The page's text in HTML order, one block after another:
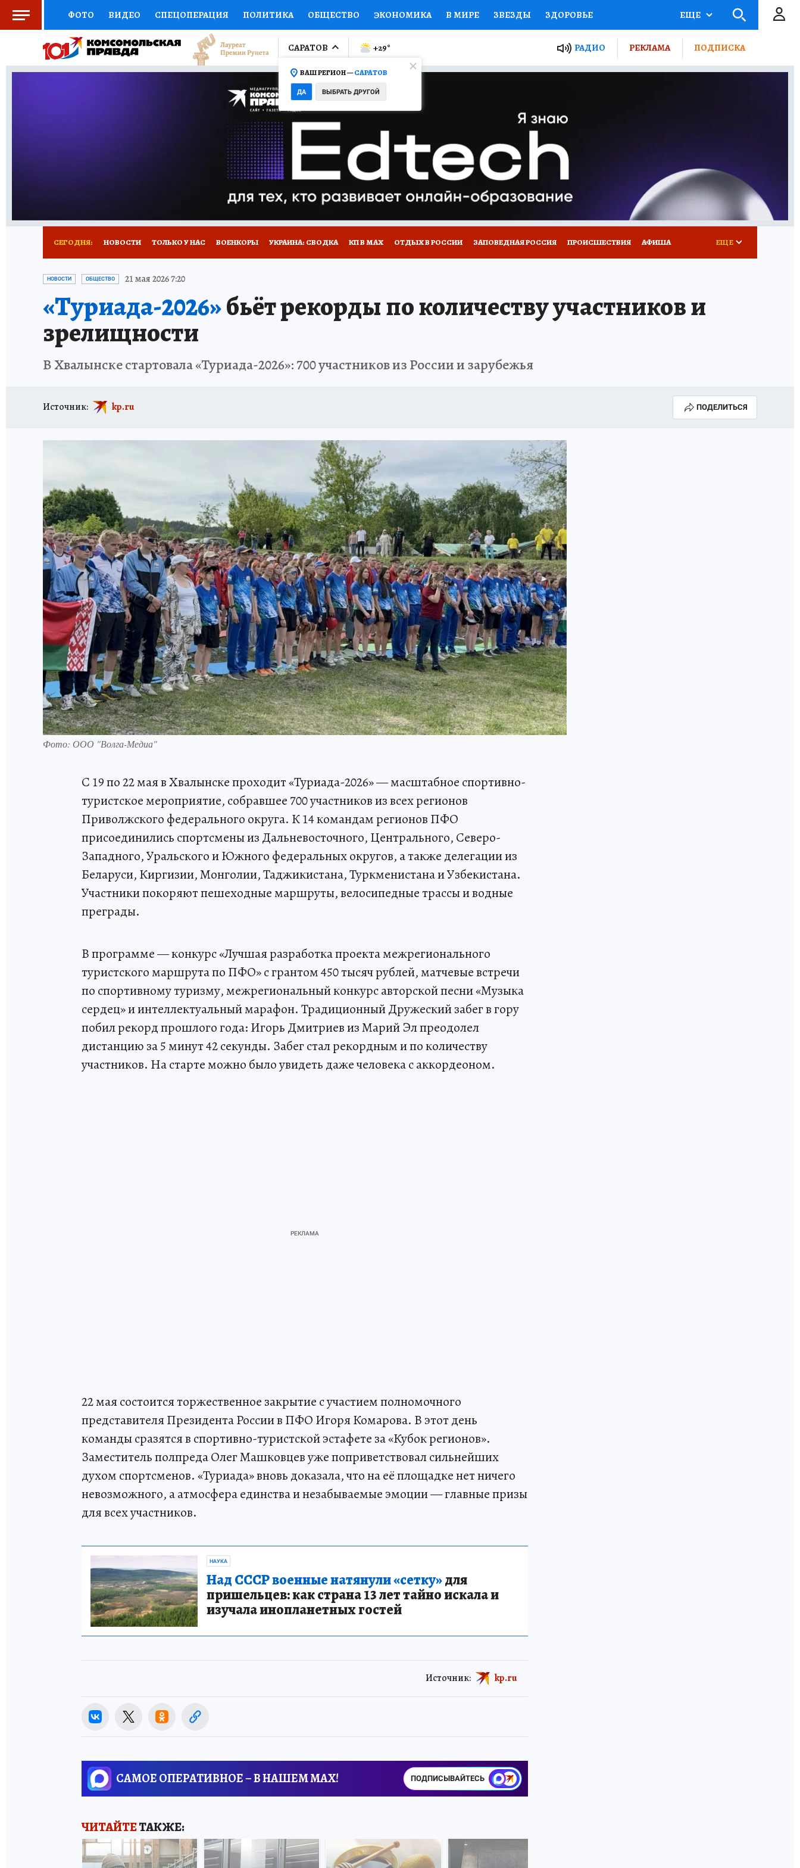
ФОТО ВИДЕО СПЕЦОПЕРАЦИЯ ПОЛИТИКА ОБЩЕСТВО ЭКОНОМИКА В МИРЕ ЗВЕЗДЫ ЗДОРОВЬЕ
СОЦПОДДЕРЖКА НАУКА СПОРТ КОЛУМНИСТЫ ПРОИСШЕСТВИЯ НАЦИОНАЛЬНЫЕ ПРОЕКТЫ РОССИИ
ВЫБОР ЭКСПЕРТОВ ДОКТОР ФИНАНСЫ ОТКРЫВАЕМ МИР Я ЗНАЮ СЕМЬЯ ЖЕНСКИЕ СЕКРЕТЫ ПУТЕВОДИТЕЛЬ
ПРОГНОЗЫ НА СПОРТ ПРОМОКОДЫ СЕРИАЛЫ
ТЕЛЕВИЗОР КОЛЛЕКЦИИ КОНКУРСЫ ГИД ПОТРЕБИТЕЛЯ
НОВОЕ НА САЙТЕ
ЕЩЕ
САРАТОВ
ВАШ РЕГИОН —САРАТОВ
ДА ВЫБРАТЬ ДРУГОЙ
+29° РАДИО РЕКЛАМА ПОДПИСКА
СЕГОДНЯ: НОВОСТИ ТОЛЬКО У НАС ВОЕНКОРЫ УКРАИНА: СВОДКА КП В МАХ ОТДЫХ В РОССИИ ЗАПОВЕДНАЯ РОССИЯ ПРОИСШЕСТВИЯ АФИША
ИСПЫТАНО НА СЕБЕ
ЕЩЕ
НОВОСТИ ОБЩЕСТВО 21 мая 2026 7:20
«Туриада-2026»бьёт рекорды по количеству участников и
зрелищности
В Хвалынске стартовала «Туриада-2026»: 700 участников из России и зарубежья
Источник: kp.ru ПОДЕЛИТЬСЯ
Фото: ООО "Волга-Медиа"
С 19 по 22 мая в Хвалынске проходит «Туриада-2026» — масштабное спортивно-
туристское мероприятие, собравшее 700 участников из всех регионов
Приволжского федерального округа. К 14 командам регионов ПФО
присоединились спортсмены из Дальневосточного, Центрального, Северо-
Западного, Уральского и Южного федеральных округов, а также делегации из
Беларуси, Киргизии, Монголии, Таджикистана, Туркменистана и Узбекистана.
Участники покоряют пешеходные маршруты, велосипедные трассы и водные
преграды.
В программе — конкурс «Лучшая разработка проекта межрегионального
туристского маршрута по ПФО» с грантом 450 тысяч рублей, матчевые встречи
по спортивному туризму, межрегиональный конкурс авторской песни «Музыка
сердец» и интеллектуальный марафон. Традиционный Дружеский забег в гору
побил рекорд прошлого года: Игорь Дмитриев из Марий Эл преодолел
дистанцию за 5 минут 42 секунды. Забег стал рекордным и по количеству
участников. На старте можно было увидеть даже человека с аккордеоном.
22 мая состоится торжественное закрытие с участием полномочного
представителя Президента России в ПФО Игоря Комарова. В этот день
команды сразятся в спортивно-туристской эстафете за «Кубок регионов».
Заместитель полпреда Олег Машковцев уже поприветствовал сильнейших
духом спортсменов. «Туриада» вновь доказала, что на её площадке нет ничего
невозможного, а атмосфера единства и незабываемые эмоции — главные призы
для всех участников.
НАУКА
Над СССР военные натянули «сетку»для
пришельцев: как страна 13 лет тайно искала и
изучала инопланетных гостей
Источник: kp.ru
САМОЕ ОПЕРАТИВНОЕ – В НАШЕМ MAX! ПОДПИСЫВАЙТЕСЬ
ЧИТАЙТЕТАКЖЕ: